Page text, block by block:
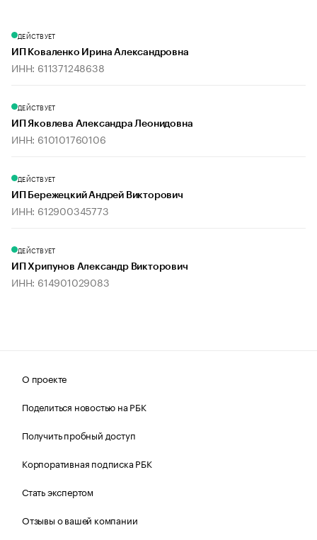
ДЕЙСТВУЕТ
ИП Коваленко Ирина Александровна
ИНН: 611371248638
ДЕЙСТВУЕТ
ИП Яковлева Александра Леонидовна
ИНН: 610101760106
ДЕЙСТВУЕТ
ИП Бережецкий Андрей Викторович
ИНН: 612900345773
ДЕЙСТВУЕТ
ИП Хрипунов Александр Викторович
ИНН: 614901029083
О проекте
Поделиться новостью на РБК
Получить пробный доступ
Корпоративная подписка РБК
Стать экспертом
Отзывы о вашей компании